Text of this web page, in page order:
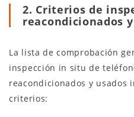
2. Criterios de
reacondicionados
La lista de comprobación
inspección in situ de
reacondicionados y usados
criterios: